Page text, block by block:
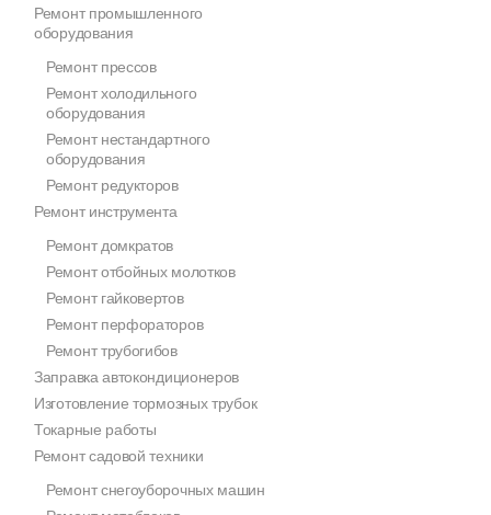
Ремонт промышленного
оборудования
Ремонт прессов
Ремонт холодильного
оборудования
Ремонт нестандартного
оборудования
Ремонт редукторов
Ремонт инструмента
Ремонт домкратов
Ремонт отбойных молотков
Ремонт гайковертов
Ремонт перфораторов
Ремонт трубогибов
Заправка автокондиционеров
Изготовление тормозных трубок
Токарные работы
Ремонт садовой техники
Ремонт снегоуборочных машин